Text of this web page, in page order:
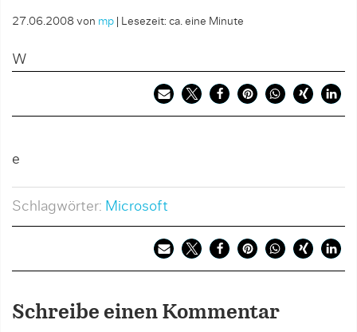
27.06.2008 von mp Lesezeit: ca. eine Minute
W
e
Schlagwörter: Microsoft
Schreibe einen Kommentar